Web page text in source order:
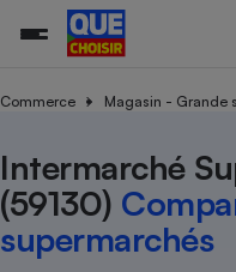
Commerce Magasin - Grande
Intermarché
(59130)
supermarchés
Toutes les actualités
Enquêtes
Guides d'achat
Tous les services
Tous nos combats
Nos actions
Nos grandes victoires
L’association
Nos missions
Notre méthodologie